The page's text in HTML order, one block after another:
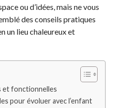
ou d’idées, mais ne vous
des conseils pratiques
un lieu chaleureux et
et fonctionnelles
pour évoluer avec l’enfant